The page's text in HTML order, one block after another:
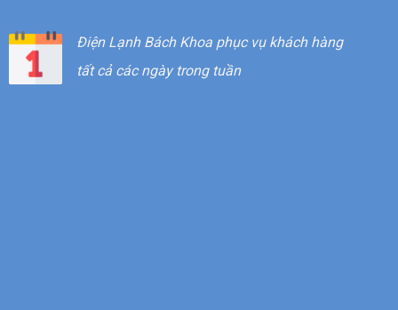
Điện Lạnh Bách Khoa phục vụ khách hàng
tất cả các ngày trong tuần